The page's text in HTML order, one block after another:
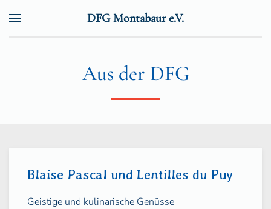
DFG Montabaur e.V.
Aus der DFG
Blaise Pascal und Lentilles du Puy
Geistige und kulinarische Genüsse